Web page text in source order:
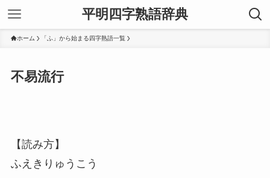
平明四字熟語辞典
ホーム 「ふ」から始まる四字熟語一覧
不易流行
【読み方】
ふえきりゅうこう